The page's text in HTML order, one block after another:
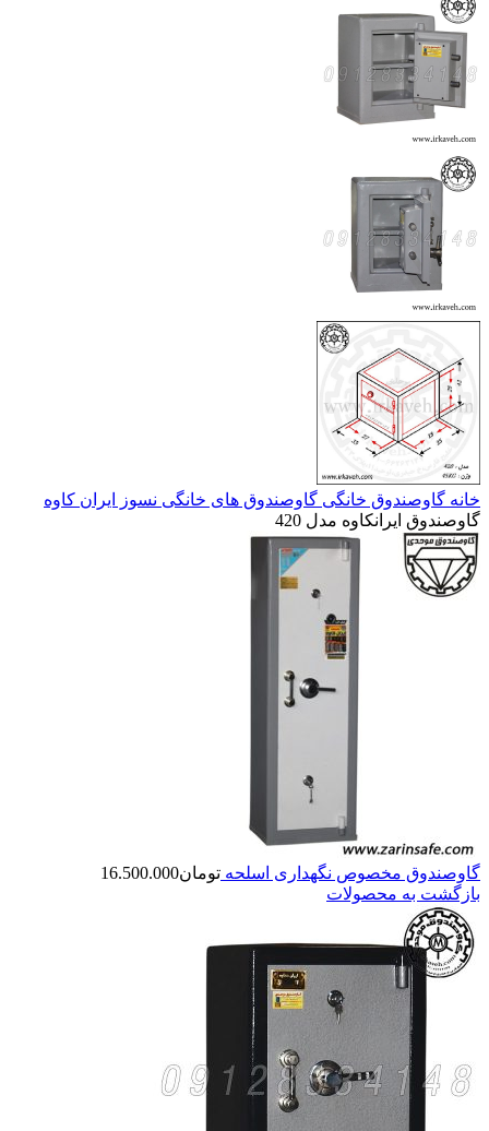
خانه گاوصندوق خانگی گاوصندوق های خانگی نسوز ایران کاوه
گاوصندوق ایرانکاوه مدل 420
گاوصندوق مخصوص نگهداری اسلحه تومان16.500.000
بازگشت به محصولات